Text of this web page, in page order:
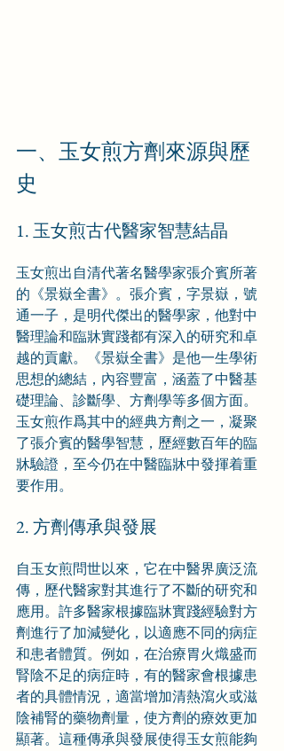
一、玉女煎方劑來源與歷
史
1. 玉女煎古代醫家智慧結晶
玉女煎出自清代著名醫學家張介賓所著
的《景嶽全書》。張介賓，字景嶽，號
通一子，是明代傑出的醫學家，他對中
醫理論和臨牀實踐都有深入的研究和卓
越的貢獻。《景嶽全書》是他一生學術
思想的總結，內容豐富，涵蓋了中醫基
礎理論、診斷學、方劑學等多個方面。
玉女煎作爲其中的經典方劑之一，凝聚
了張介賓的醫學智慧，歷經數百年的臨
牀驗證，至今仍在中醫臨牀中發揮着重
要作用。
2. 方劑傳承與發展
自玉女煎問世以來，它在中醫界廣泛流
傳，歷代醫家對其進行了不斷的研究和
應用。許多醫家根據臨牀實踐經驗對方
劑進行了加減變化，以適應不同的病症
和患者體質。例如，在治療胃火熾盛而
腎陰不足的病症時，有的醫家會根據患
者的具體情況，適當增加清熱瀉火或滋
陰補腎的藥物劑量，使方劑的療效更加
顯著。這種傳承與發展使得玉女煎能夠